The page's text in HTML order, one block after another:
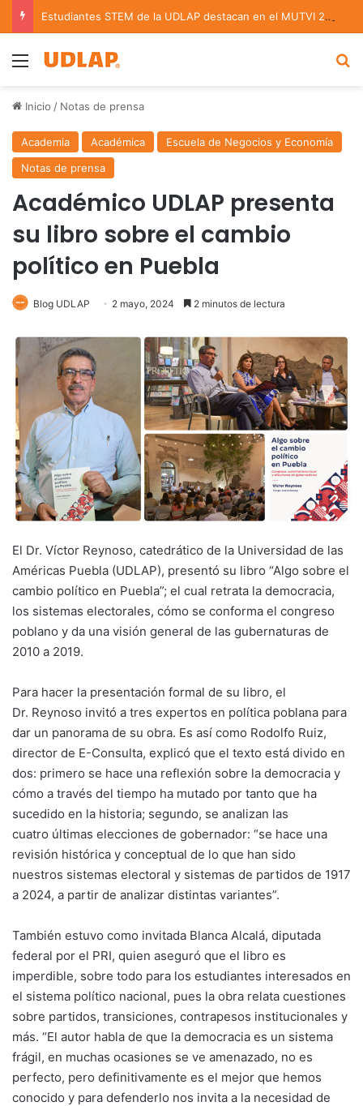
Estudiantes STEM de la UDLAP destacan en el MUTVI 2026
Menu
Inicio / Notas de prensa
Academia Académica
Escuela de Negocios y Economía
Notas de prensa
Académico UDLAP presenta
su libro sobre el cambio
político en Puebla
Blog UDLAP 2 mayo, 2024 2 minutos de lectura
El Dr. Víctor Reynoso, catedrático de la Universidad de las
Américas Puebla (UDLAP), presentó su libro “Algo sobre el
cambio político en Puebla”; el cual retrata la democracia,
los sistemas electorales, cómo se conforma el congreso
poblano y da una visión general de las gubernaturas de
2010 a 2019.
Para hacer la presentación formal de su libro, el
Dr. Reynoso invitó a tres expertos en política poblana para
dar un panorama de su obra. Es así como Rodolfo Ruiz,
director de E-Consulta, explicó que el texto está divido en
dos: primero se hace una reflexión sobre la democracia y
cómo a través del tiempo ha mutado por tanto que ha
sucedido en la historia; segundo, se analizan las
cuatro últimas elecciones de gobernador: “se hace una
revisión histórica y conceptual de lo que han sido
nuestros sistemas electoral y sistemas de partidos de 1917
a 2024, a partir de analizar distintas variantes”.
También estuvo como invitada Blanca Alcalá, diputada
federal por el PRI, quien aseguró que el libro es
imperdible, sobre todo para los estudiantes interesados en
el sistema político nacional, pues la obra relata cuestiones
sobre partidos, transiciones, contrapesos institucionales y
más. “El autor habla de que la democracia es un sistema
frágil, en muchas ocasiones se ve amenazado, no es
perfecto, pero definitivamente es el mejor que hemos
conocido y para defenderlo nos invita a la necesidad de